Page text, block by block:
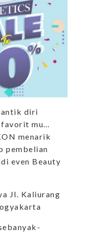
diri
favorit mu…
menarik
pembelian
even Beauty
Jl. Kaliurang